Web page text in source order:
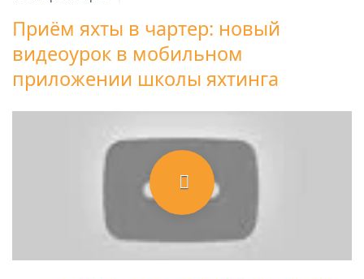
Приём яхты в чартер: новый
видеоурок в мобильном
приложении школы яхтинга